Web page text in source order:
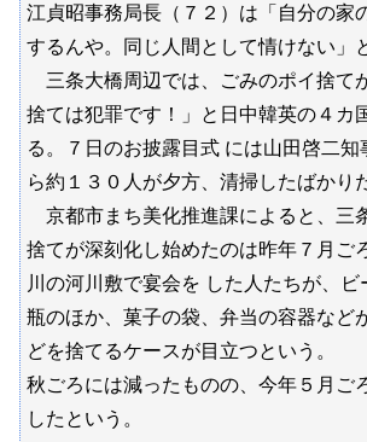
江貞昭事務局長（７２）は「自分の家
するんや。同じ人間として情けない」
三条大橋周辺では、ごみのポイ捨て
捨ては犯罪です！」と日中韓英の４カ
る。７日のお披露目式 には山田啓二知
ら約１３０人が夕方、清掃したばかり
京都市まち美化推進課によると、三
捨てが深刻化し始めたのは昨年７月ご
川の河川敷で宴会を した人たちが、
瓶のほか、菓子の袋、弁当の容器など
どを捨てるケースが目立つという。
秋ごろには減ったものの、今年５月ご
したという。